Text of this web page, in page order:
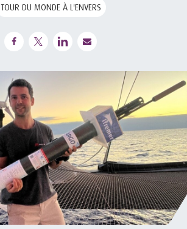
TOUR DU MONDE À L'ENVERS